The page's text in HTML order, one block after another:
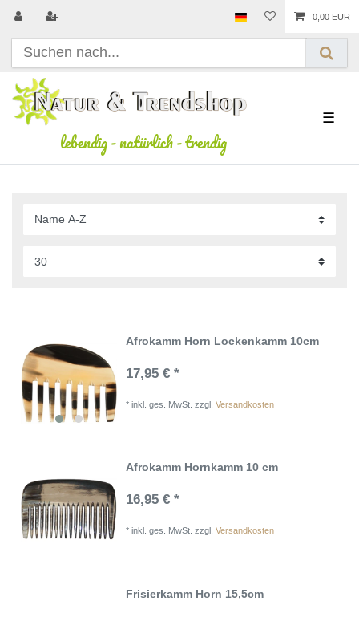
0,00 EUR
lebendig-natürlich-trendig
☰
Afrokamm Horn Lockenkamm 10cm
17,95 € *
*inkl. ges. MwSt. zzgl.Versandkosten
Afrokamm Hornkamm 10 cm
16,95 € *
*inkl. ges. MwSt. zzgl.Versandkosten
Frisierkamm Horn 15,5cm